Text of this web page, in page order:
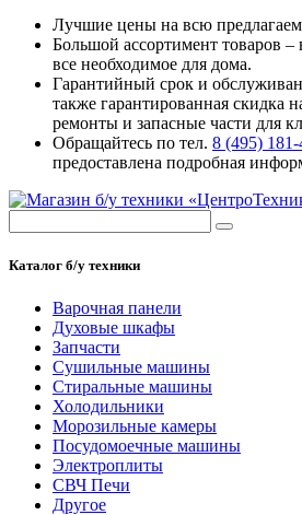
Лучшие цены на всю
Большой ассортимент товаров –
все необходимое для дома.
Гарантийный срок и
также гарантированная скидка
ремонты и запасные части для
Обращайтесь по тел. 8 (495)
предоставлена подробная
Каталог б/у техники
Варочная панели
Духовые шкафы
Запчасти
Сушильные машины
Стиральные машины
Холодильники
Морозильные камеры
Посудомоечные машины
Электроплиты
СВЧ Печи
Другое